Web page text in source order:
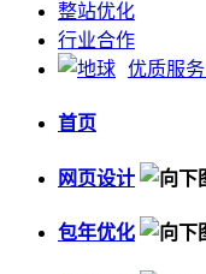
整站优化
行业合作
优质服务
首页
网页设计
包年优化